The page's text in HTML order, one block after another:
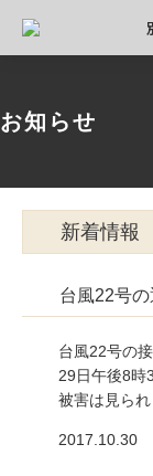
お知らせ
新着情報
台風22号
台風22号の
29日午後8時
被害は見られ
2017.10.30